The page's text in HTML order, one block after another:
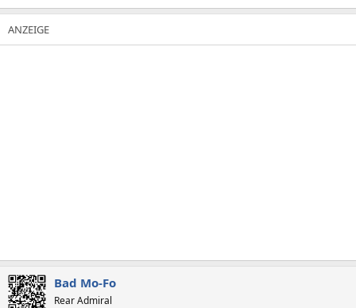
Bad Mo-Fo
Rear Admiral